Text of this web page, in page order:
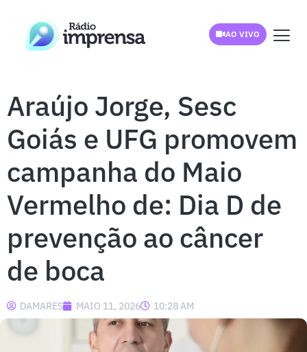
AO VIVO
Araújo Jorge, Sesc
Goiás e UFG promovem
campanha do Maio
Vermelho de: Dia D de
prevenção ao câncer
de boca
DAMARES MAIO 11, 2026 10:28 AM